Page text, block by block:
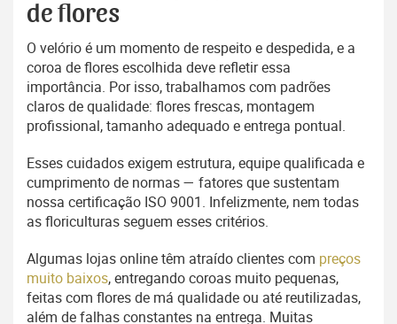
de flores
O velório é um momento de respeito e despedida, e a
coroa de flores escolhida deve refletir essa
importância. Por isso, trabalhamos com padrões
claros de qualidade: flores frescas, montagem
profissional, tamanho adequado e entrega pontual.
Esses cuidados exigem estrutura, equipe qualificada e
cumprimento de normas — fatores que sustentam
nossa certificação ISO 9001. Infelizmente, nem todas
as floriculturas seguem esses critérios.
Algumas lojas online têm atraído clientes com preços
muito baixos, entregando coroas muito pequenas,
feitas com flores de má qualidade ou até reutilizadas,
além de falhas constantes na entrega. Muitas